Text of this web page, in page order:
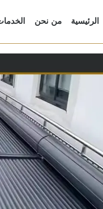
الرئيسية من نحن